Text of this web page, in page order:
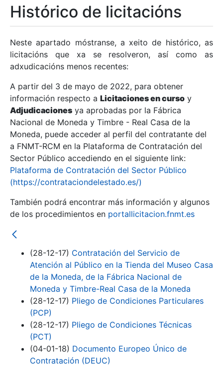
Mostrar/Ocultar
Mostrar/Ocultar
Mostrar/Ocultar
Histórico de licitacións
Neste apartado móstranse, a xeito de histórico, as
licitacións que xa se resolveron, así como as
adxudicacións menos recentes:
A partir del 3 de mayo de 2022, para obtener
información respecto a Licitaciones en curso y
Adjudicaciones ya aprobadas por la Fábrica
Nacional de Moneda y Timbre - Real Casa de la
Moneda, puede acceder al perfil del contratante del
a FNMT-RCM en la Plataforma de Contratación del
Sector Público accediendo en el siguiente link:
Plataforma de Contratación del Sector Público
(https://contrataciondelestado.es/)
También podrá encontrar más información y algunos
de los procedimientos en portallicitacion.fnmt.es
(28-12-17) Contratación del Servicio de
Atención al Público en la Tienda del Museo Casa
de la Moneda, de la Fábrica Nacional de
Moneda y Timbre-Real Casa de la Moneda
(28-12-17) Pliego de Condiciones Particulares
(PCP)
(28-12-17) Pliego de Condiciones Técnicas
(PCT)
(04-01-18) Documento Europeo Único de
Contratación (DEUC)